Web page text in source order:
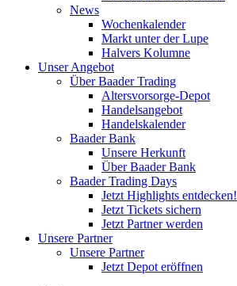
News
Wochenkalender
Markt unter der Lupe
Halvers Kolumne
Unser Angebot
Über Baader Trading
Altersvorsorge-Depot
Handelsangebot
Handelskalender
Baader Bank
Unsere Herkunft
Über Baader Bank
Baader Trading Days
Jetzt Highlights entdecken!
Jetzt Tickets sichern
Jetzt Partner werden
Unsere Partner
Unsere Partner
Jetzt Depot eröffnen